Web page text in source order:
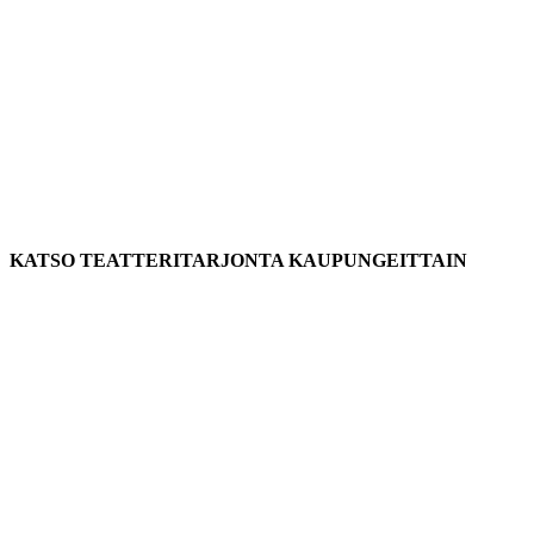
KATSO TEATTERITARJONTA KAUPUNGEITTAIN